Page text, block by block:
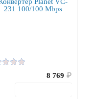
8 769 ₽